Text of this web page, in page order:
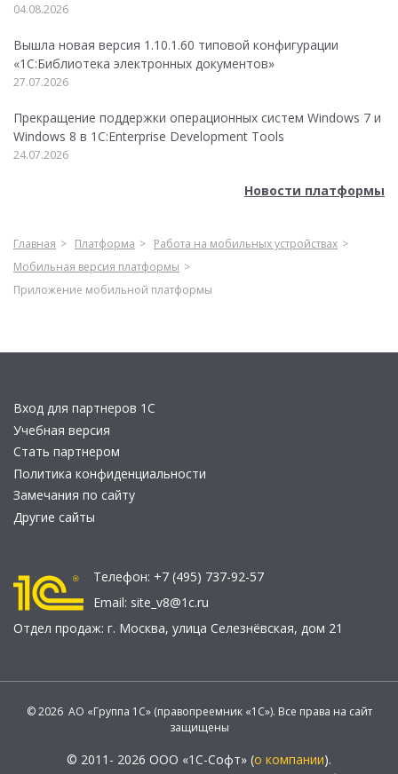
04.08.2026
Вышла новая версия 1.10.1.60 типовой конфигурации
«1С:Библиотека электронных документов»
27.07.2026
Прекращение поддержки операционных систем Windows 7 и
Windows 8 в 1C:Enterprise Development Tools
24.07.2026
Новости платформы
Главная Платформа
Работа на мобильных устройствах
Мобильная версия платформы
Приложение мобильной платформы
Вход для партнеров 1С
Учебная версия
Стать партнером
Политика конфиденциальности
Замечания по сайту
Другие сайты
Телефон: +7 (495) 737-92-57
Email: site_v8@1c.ru
Отдел продаж: г. Москва, улица Селезнёвская, дом 21
© 2026 АО «Группа 1С» (правопреемник «1С»). Все права на сайт
защищены
© 2011- 2026 ООО «1С-Софт» (о компании).